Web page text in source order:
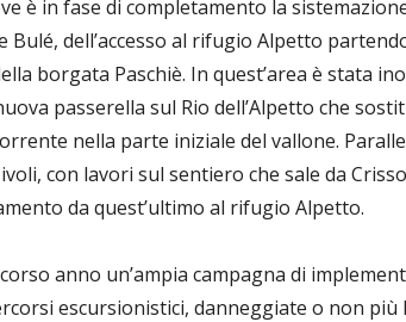
è in fase di completamento la
Bulé, dell’accesso al rifugio Alpetto
borgata Paschiè. In quest’area è stata
passerella sul Rio dell’Alpetto che
nella parte iniziale del vallone.
con lavori sul sentiero che sale da
da quest’ultimo al rifugio Alpetto.
anno un’ampia campagna di
escursionistici, danneggiate o non